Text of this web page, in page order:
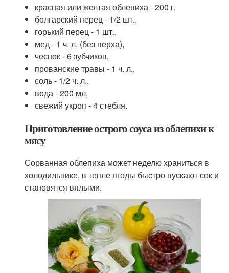
красная или желтая облепиха - 200 г,
болгарский перец - 1/2 шт.,
горький перец - 1 шт.,
мед - 1 ч. л. (без верха),
чеснок - 6 зубчиков,
прованские травы - 1 ч. л.,
соль - 1/2 ч. л.,
вода - 200 мл,
свежий укроп - 4 стебля.
Приготовление острого соуса из облепихи к
мясу
Сорванная облепиха может неделю храниться в
холодильнике, в тепле ягоды быстро пускают сок и
становятся вялыми.